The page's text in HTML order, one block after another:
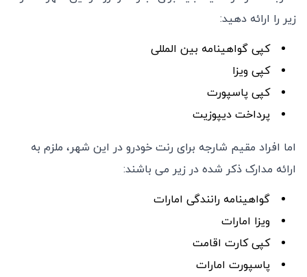
زیر را ارائه دهید:
کپی گواهینامه بین المللی
کپی ویزا
کپی پاسپورت
پرداخت دیپوزیت
اما افراد مقیم شارجه برای رنت خودرو در این شهر، ملزم به
ارائه مدارک ذکر شده در زیر می باشند:
گواهینامه رانندگی امارات
ویزا امارات
کپی کارت اقامت
پاسپورت امارات